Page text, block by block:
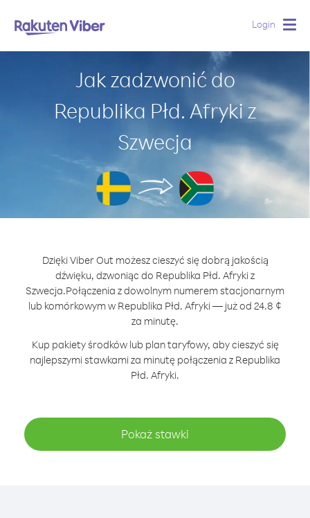
Login
Jak zadzwonić do
Republika Płd. Afryki z
Szwecja
Dzięki Viber Out możesz cieszyć się dobrą jakością
dźwięku, dzwoniąc do Republika Płd. Afryki z
Szwecja.Połączenia z dowolnym numerem stacjonarnym
lub komórkowym w Republika Płd. Afryki — już od 24.8 ¢
za minutę.
Kup pakiety środków lub plan taryfowy, aby cieszyć się
najlepszymi stawkami za minutę połączenia z Republika
Płd. Afryki.
Pokaż stawki